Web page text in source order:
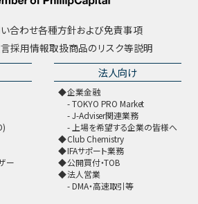
合わせ各種方針および免責事項
採用情報取扱商品のリスク等説明
ー
法人向け
企業金融
TOKYO PRO Market
J-Adviser関連業務
上場を希望する企業の皆様へ
Club Chemistry
IFAサポート業務
公開買付・TOB
法人営業
DMA・高速取引等